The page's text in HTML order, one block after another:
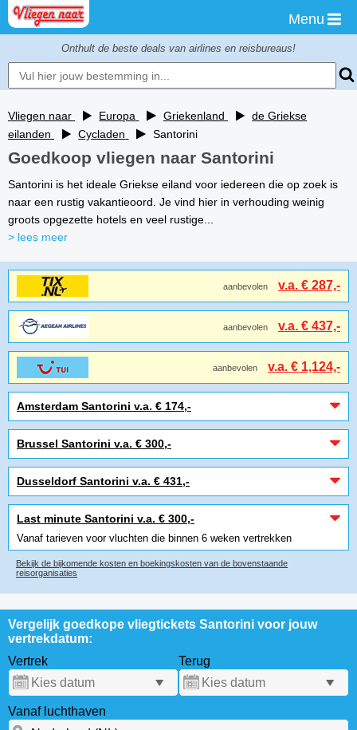
Menu
Onthult de beste deals van airlines en reisbureaus!
Vliegen naar Europa Griekenland
de Griekse
eilanden
Cycladen Santorini
Goedkoop vliegen naar Santorini
Santorini is het ideale Griekse eiland voor iedereen die op zoek is
naar een rustig vakantieoord. Je vind hier in verhouding weinig
groots opgezette hotels en veel rustige...
> lees meer
aanbevolen v.a. € 287,-
aanbevolen v.a. € 437,-
aanbevolen v.a. € 1,124,-
Amsterdam Santorini v.a. € 174,-
Brussel Santorini v.a. € 300,-
Dusseldorf Santorini v.a. € 431,-
Last minute Santorini v.a. € 300,-
Vanaf tarieven voor vluchten die binnen 6 weken vertrekken
Bekijk de bijkomende kosten en boekingskosten van de bovenstaande
reisorganisaties
Vergelijk goedkope vliegtickets Santorini voor jouw
vertrekdatum:
Vertrek
Terug
Vanaf luchthaven